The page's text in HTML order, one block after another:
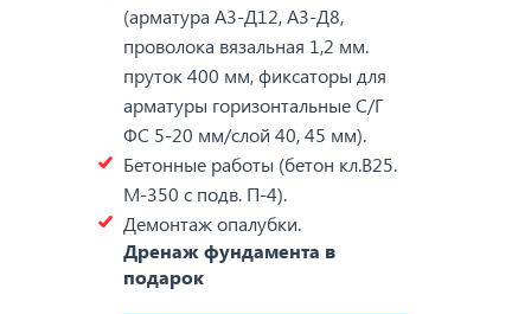
(арматура А3-Д12, А3-Д8,
проволока вязальная 1,2 мм.
пруток 400 мм, фиксаторы для
арматуры горизонтальные С/Г
ФС 5-20 мм/слой 40, 45 мм).
Бетонные работы (бетон кл.В25.
М-350 с подв. П-4).
Демонтаж опалубки.
Дренаж фундамента в
подарок